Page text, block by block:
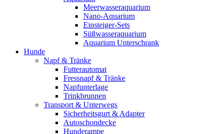
Meerwasseraquarium
Nano-Aquarium
Einsteiger-Sets
Süßwasseraquarium
Aquarium Unterschrank
Hunde
Napf & Tränke
Futterautomat
Fressnapf & Tränke
Napfunterlage
Trinkbrunnen
Transport & Unterwegs
Sicherheitsgurt & Adapter
Autoschondecke
Hunderampe